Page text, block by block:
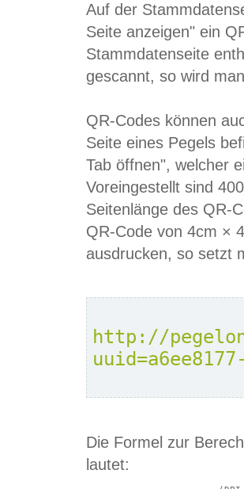
Auf der
Seite anzeigen" ein
Stammdatenseite
gescannt, so wird
QR-Codes können
Seite eines Pegels
Tab öffnen", welcher
Voreingestellt sind
Seitenlänge des QR-
QR-Code von 4cm ×
ausdrucken, so setzt
http://
Die Formel zur
lautet: